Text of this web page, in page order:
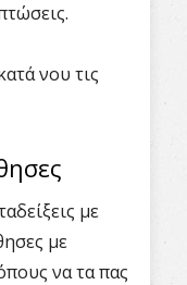
νου τις
με
με
να τα πας